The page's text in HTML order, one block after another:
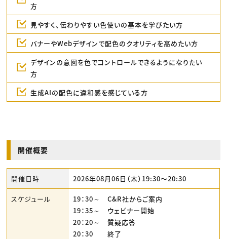
方
見やすく、伝わりやすい色使いの基本を学びたい方
バナーやWebデザインで配色のクオリティを高めたい方
デザインの意図を色でコントロールできるようになりたい
方
生成AIの配色に違和感を感じている方
開催概要
開催日時 2026年08月06日（木）19:30〜20:30
スケジュール
19：30～ C&R社からご案内
19：35～ ウェビナー開始
20：20～ 質疑応答
20：30 終了